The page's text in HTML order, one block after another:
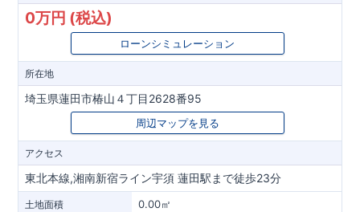
0万円 (税込)
ローンシミュレーション
所在地
埼玉県蓮田市椿山４丁目2628番95
周辺マップを見る
アクセス
東北本線,湘南新宿ライン宇須 蓮田駅まで徒歩23分
土地面積 0.00㎡